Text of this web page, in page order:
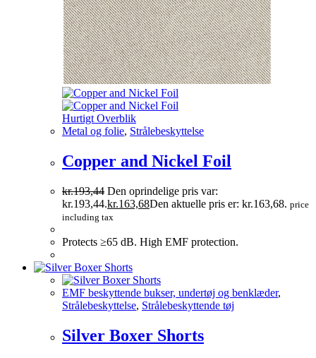
Hurtigt Overblik
Metal og folie, Strålebeskyttelse
Copper and Nickel Foil
kr.193,44 Den oprindelige pris var:
kr.193,44.kr.163,68Den aktuelle pris er: kr.163,68. price
including tax
Protects ≥65 dB. High EMF protection.
EMF beskyttende bukser, undertøj og benklæder,
Strålebeskyttelse, Strålebeskyttende tøj
Silver Boxer Shorts